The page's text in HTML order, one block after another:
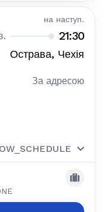
на наступ.
21:30
Острава, Чехія
За адресою